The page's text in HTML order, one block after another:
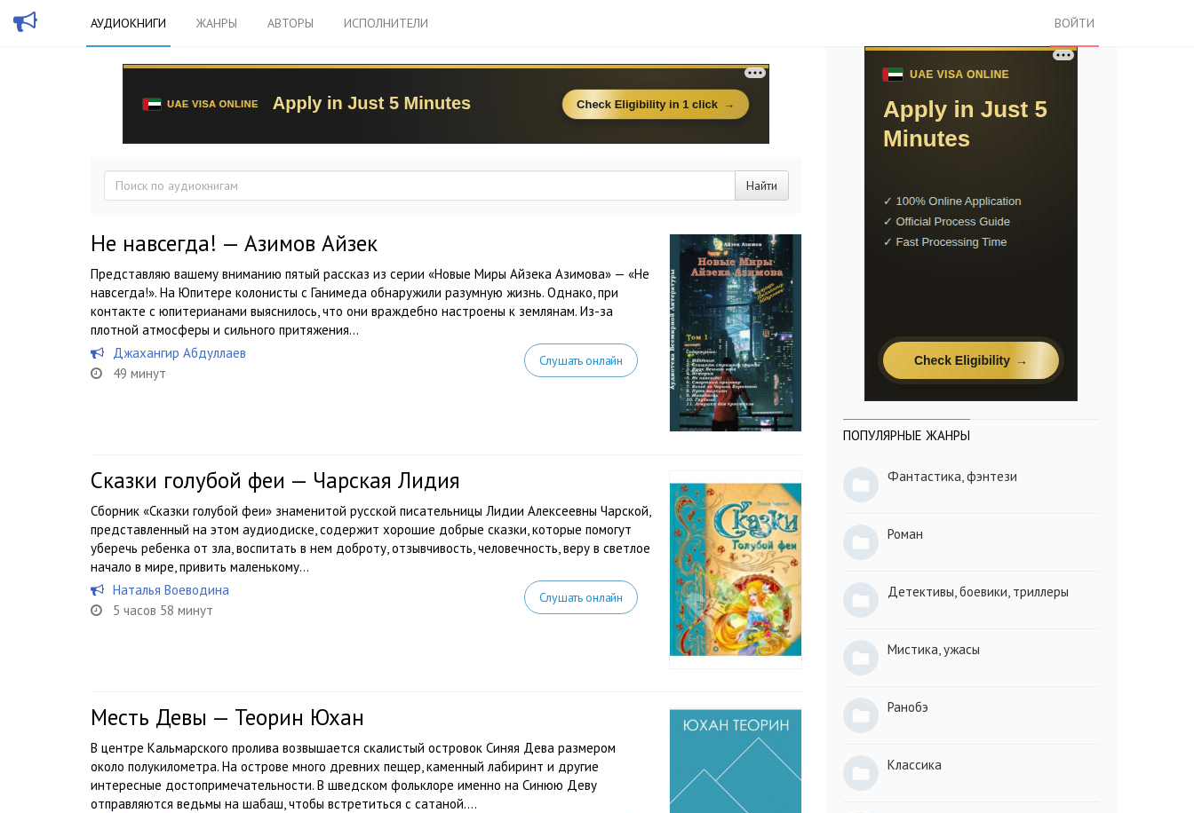
АУДИОКНИГИ ЖАНРЫ АВТОРЫ ИСПОЛНИТЕЛИ ВОЙТИ
Найти
Не навсегда! — Азимов Айзек
Представляю вашему вниманию пятый рассказ из серии «Новые Миры Айзека Азимова» — «Не
навсегда!». На Юпитере колонисты с Ганимеда обнаружили разумную жизнь. Однако, при
контакте с юпитерианами выяснилось, что они враждебно настроены к землянам. Из-за
плотной атмосферы и сильного притяжения...
Джахангир Абдуллаев
49 минут
Слушать онлайн
Сказки голубой феи — Чарская Лидия
Сборник «Сказки голубой феи» знаменитой русской писательницы Лидии Алексеевны Чарской,
представленный на этом аудиодиске, содержит хорошие добрые сказки, которые помогут
уберечь ребенка от зла, воспитать в нем доброту, отзывчивость, человечность, веру в светлое
начало в мире, привить маленькому...
Наталья Воеводина
5 часов 58 минут
Слушать онлайн
Месть Девы — Теорин Юхан
В центре Кальмарского пролива возвышается скалистый островок Синяя Дева размером
около полукилометра. На острове много древних пещер, каменный лабиринт и другие
интересные достопримечательности. В шведском фольклоре именно на Синюю Деву
отправляются ведьмы на шабаш, чтобы встретиться с сатаной....
ПОПУЛЯРНЫЕ ЖАНРЫ
Фантастика, фэнтези
Роман
Детективы, боевики, триллеры
Мистика, ужасы
Ранобэ
Классика